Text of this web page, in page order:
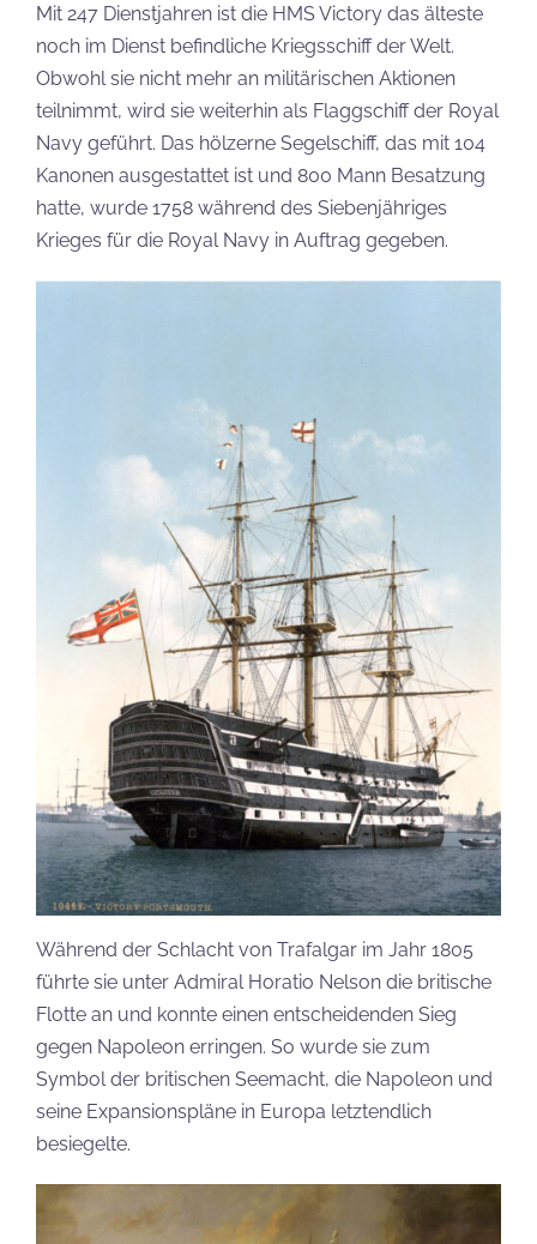
Mit 247 Dienstjahren ist die HMS Victory das älteste
noch im Dienst befindliche Kriegsschiff der Welt.
Obwohl sie nicht mehr an militärischen Aktionen
teilnimmt, wird sie weiterhin als Flaggschiff der Royal
Navy geführt. Das hölzerne Segelschiff, das mit 104
Kanonen ausgestattet ist und 800 Mann Besatzung
hatte, wurde 1758 während des Siebenjähriges
Krieges für die Royal Navy in Auftrag gegeben.
Während der Schlacht von Trafalgar im Jahr 1805
führte sie unter Admiral Horatio Nelson die britische
Flotte an und konnte einen entscheidenden Sieg
gegen Napoleon erringen. So wurde sie zum
Symbol der britischen Seemacht, die Napoleon und
seine Expansionspläne in Europa letztendlich
besiegelte.